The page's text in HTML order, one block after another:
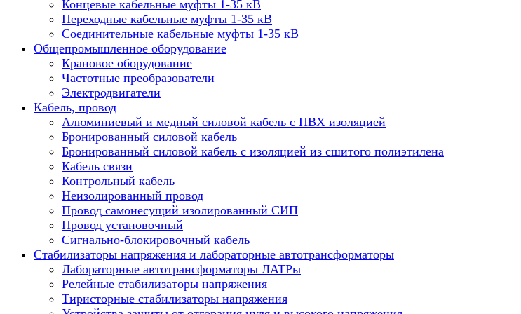
Концевые кабельные муфты 1-35 кВ
Переходные кабельные муфты 1-35 кВ
Соединительные кабельные муфты 1-35 кВ
Общепромышленное оборудование
Крановое оборудование
Частотные преобразователи
Электродвигатели
Кабель, провод
Алюминиевый и медный силовой кабель с ПВХ изоляцией
Бронированный силовой кабель
Бронированный силовой кабель с изоляцией из сшитого полиэтилена
Кабель связи
Контрольный кабель
Неизолированный провод
Провод самонесущий изолированный СИП
Провод установочный
Сигнально-блокировочный кабель
Стабилизаторы напряжения и лабораторные автотрансформаторы
Лабораторные автотрансформаторы ЛАТРы
Релейные стабилизаторы напряжения
Тиристорные стабилизаторы напряжения